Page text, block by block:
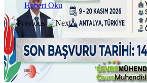
Haberi Oku